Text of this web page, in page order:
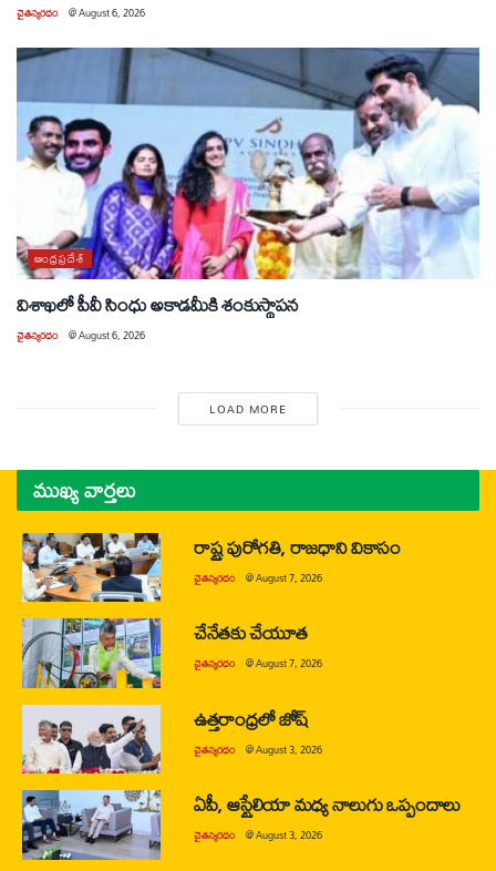
చైతన్యరధం @August 6, 2026
ఆంధ్రప్రదేశ్
విశాఖలో పీవీ సింధు అకాడమీకి శంకుస్థాపన
చైతన్యరధం @August 6, 2026
LOAD MORE
ముఖ్య వార్తలు
రాష్ట్ర పురోగతి, రాజధాని వికాసం
చైతన్యరధం @August 7, 2026
చేనేతకు చేయూత
చైతన్యరధం @August 7, 2026
ఉత్తరాంధ్రలో జోష్
చైతన్యరధం @August 3, 2026
ఏపీ, ఆస్ట్రేలియా మధ్య నాలుగు ఒప్పందాలు
చైతన్యరధం @August 3, 2026